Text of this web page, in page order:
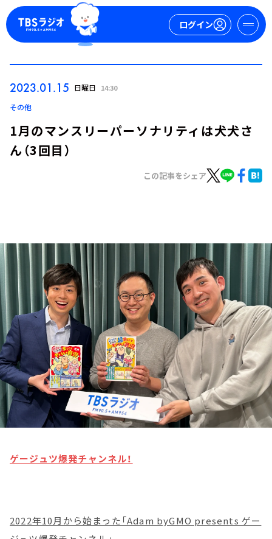
ログイン
トピックス
TBS Podcast
お知らせ
イベント・グッズ
YouTube
会社情報
2023.01.15 日曜日 14:30
その他
1月のマンスリーパーソナリティは犬犬さ
ん（3回目）
この記事をシェア
ゲージュツ爆発チャンネル！
2022年10月から始まった「Adam byGMO presents ゲー